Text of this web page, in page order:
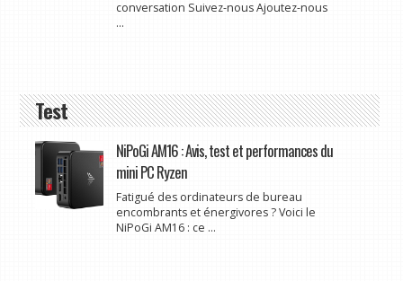
conversation Suivez-nous Ajoutez-nous
...
Test
NiPoGi AM16 : Avis, test et performances du
mini PC Ryzen
Fatigué des ordinateurs de bureau
encombrants et énergivores ? Voici le
NiPoGi AM16 : ce ...